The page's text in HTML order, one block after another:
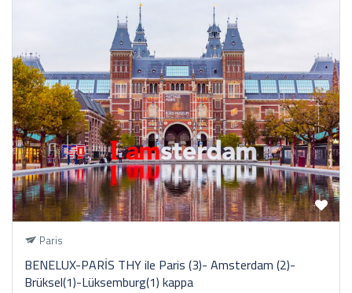
Paris
BENELUX-PARİS THY ile Paris (3)- Amsterdam (2)-
Brüksel(1)-Lüksemburg(1) kappa